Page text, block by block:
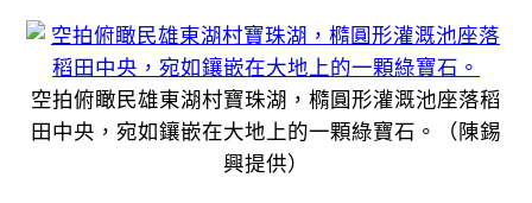
空拍俯瞰民雄東湖村寶珠湖，橢圓形灌溉池座落稻
田中央，宛如鑲嵌在大地上的一顆綠寶石。（陳錫
興提供）